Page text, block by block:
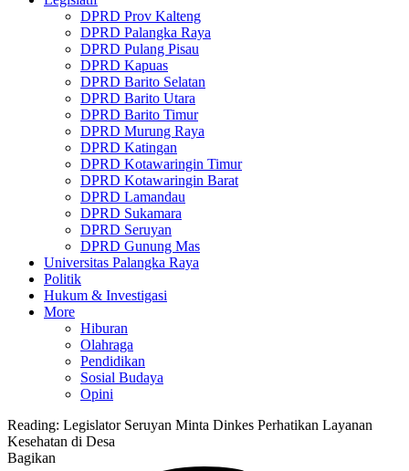
DPRD Prov Kalteng
DPRD Palangka Raya
DPRD Pulang Pisau
DPRD Kapuas
DPRD Barito Selatan
DPRD Barito Utara
DPRD Barito Timur
DPRD Murung Raya
DPRD Katingan
DPRD Kotawaringin Timur
DPRD Kotawaringin Barat
DPRD Lamandau
DPRD Sukamara
DPRD Seruyan
DPRD Gunung Mas
Universitas Palangka Raya
Politik
Hukum & Investigasi
More
Hiburan
Olahraga
Pendidikan
Sosial Budaya
Opini
Reading: Legislator Seruyan Minta Dinkes Perhatikan Layanan
Kesehatan di Desa
Bagikan